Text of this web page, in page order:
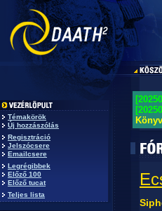
Témakörök
Új hozzászólás
Regisztráció
Jelszócsere
Emailcsere
Legrégibbek
Előző 100
Előző tucat
Teljes lista